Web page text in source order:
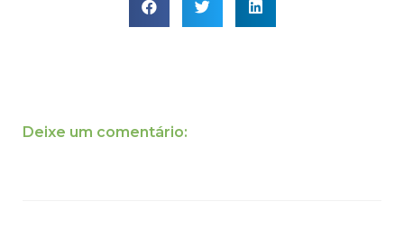
Deixe um comentário: